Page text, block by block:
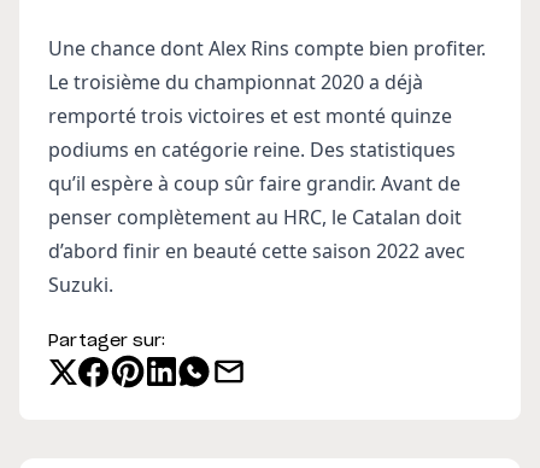
Une chance dont Alex Rins compte bien profiter.
Le troisième du championnat 2020 a déjà
remporté trois victoires et est monté quinze
podiums en catégorie reine. Des statistiques
qu’il espère à coup sûr faire grandir. Avant de
penser complètement au HRC, le Catalan doit
d’abord finir en beauté cette saison 2022 avec
Suzuki.
Partager sur: